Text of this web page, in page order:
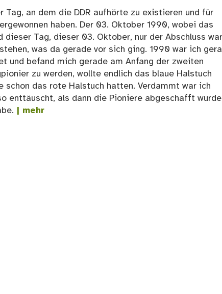
Tag, an dem die DDR aufhörte zu existieren und für
haben. Der 03. Oktober 1990, wobei das
dieser Tag, dieser 03. Oktober, nur der Abschluss
was da gerade vor sich ging. 1990 war ich
und befand mich gerade am Anfang der zweiten
zu werden, wollte endlich das blaue Halstuch
das rote Halstuch hatten. Verdammt war ich
enttäuscht, als dann die Pioniere abgeschafft
| mehr